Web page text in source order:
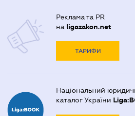
Реклама та PR
на ligazakon.net
ТАРИФИ
Національний
каталог України